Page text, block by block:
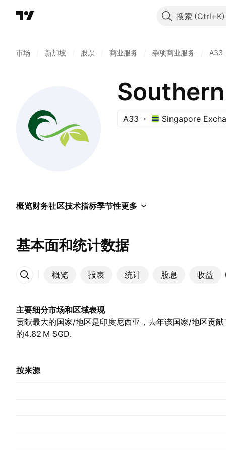
搜索
市场 新加坡 股票 商业服务 杂项商业服务 A33
A33 Singapore
概览财务社区技术指标季节性更多
基本面和统计数据
概览 报表 统计 股息 收益
更多
主要细分市场和区域表现
贡献最大的国家/地区是印度尼西亚，去年该国家/地区贡
的‪4.82 M‬ SGD.
按来源